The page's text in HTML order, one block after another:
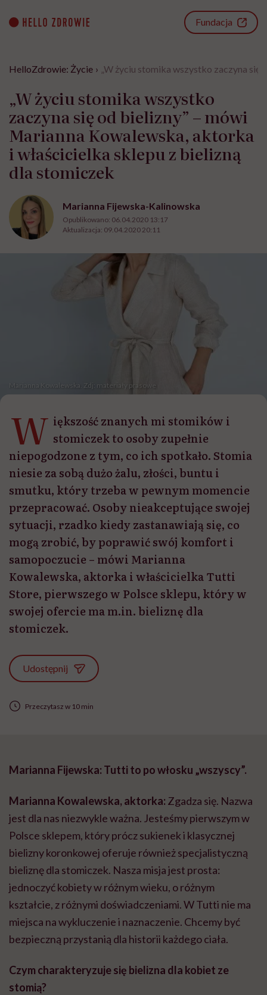
content
Fundacja
HelloZdrowie: Życie › „W życiu stomika wszystko zaczyna
„W życiu stomika wszystko
zaczyna się od bielizny” – mówi
Marianna Kowalewska, aktorka
i właścicielka sklepu z bielizną
dla stomiczek
Marianna Fijewska-Kalinowska
Opublikowano: 06.04.2020 13:17
Aktualizacja: 09.04.2020 20:11
Marianna Kowalewska. Zdj: materiały prasowe
W iększość znanych mi stomików i
stomiczek to osoby zupełnie
niepogodzone z tym, co ich spotkało. Stomia
niesie za sobą dużo żalu, złości, buntu i
smutku, który trzeba w pewnym momencie
przepracować. Osoby nieakceptujące swojej
sytuacji, rzadko kiedy zastanawiają się, co
mogą zrobić, by poprawić swój komfort i
samopoczucie – mówi Marianna
Kowalewska, aktorka i właścicielka Tutti
Store, pierwszego w Polsce sklepu, który w
swojej ofercie ma m.in. bieliznę dla
stomiczek.
Udostępnij
Przeczytasz w 10 min
Marianna Fijewska: Tutti to po włosku „wszyscy”.
Marianna Kowalewska, aktorka: Zgadza się. Nazwa
jest dla nas niezwykle ważna. Jesteśmy pierwszym w
Polsce sklepem, który prócz sukienek i klasycznej
bielizny koronkowej oferuje również specjalistyczną
bieliznę dla stomiczek. Nasza misja jest prosta:
jednoczyć kobiety w różnym wieku, o różnym
kształcie, z różnymi doświadczeniami. W Tutti nie ma
miejsca na wykluczenie i naznaczenie. Chcemy być
bezpieczną przystanią dla historii każdego ciała.
Czym charakteryzuje się bielizna dla kobiet ze
stomią?